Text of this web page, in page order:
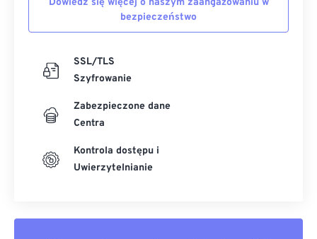
Dowiedz się więcej o naszym zaangażowaniu w
bezpieczeństwo
SSL/TLS
Szyfrowanie
Zabezpieczone dane
Centra
Kontrola dostępu i
Uwierzytelnianie